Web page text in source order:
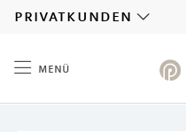
privatkunden
menü